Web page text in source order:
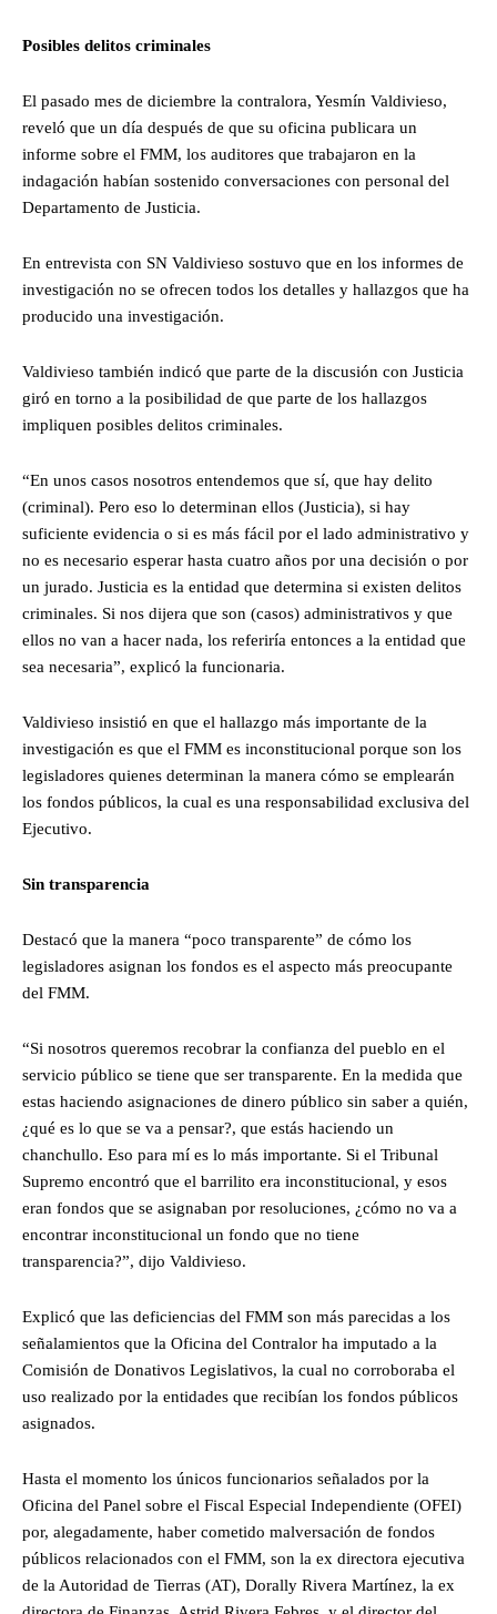
Posibles delitos criminales
El pasado mes de diciembre la contralora, Yesmín Valdivieso,
reveló que un día después de que su oficina publicara un
informe sobre el FMM, los auditores que trabajaron en la
indagación habían sostenido conversaciones con personal del
Departamento de Justicia.
En entrevista con SN Valdivieso sostuvo que en los informes de
investigación no se ofrecen todos los detalles y hallazgos que ha
producido una investigación.
Valdivieso también indicó que parte de la discusión con Justicia
giró en torno a la posibilidad de que parte de los hallazgos
impliquen posibles delitos criminales.
“En unos casos nosotros entendemos que sí, que hay delito
(criminal). Pero eso lo determinan ellos (Justicia), si hay
suficiente evidencia o si es más fácil por el lado administrativo y
no es necesario esperar hasta cuatro años por una decisión o por
un jurado. Justicia es la entidad que determina si existen delitos
criminales. Si nos dijera que son (casos) administrativos y que
ellos no van a hacer nada, los referiría entonces a la entidad que
sea necesaria”, explicó la funcionaria.
Valdivieso insistió en que el hallazgo más importante de la
investigación es que el FMM es inconstitucional porque son los
legisladores quienes determinan la manera cómo se emplearán
los fondos públicos, la cual es una responsabilidad exclusiva del
Ejecutivo.
Sin transparencia
Destacó que la manera “poco transparente” de cómo los
legisladores asignan los fondos es el aspecto más preocupante
del FMM.
“Si nosotros queremos recobrar la confianza del pueblo en el
servicio público se tiene que ser transparente. En la medida que
estas haciendo asignaciones de dinero público sin saber a quién,
¿qué es lo que se va a pensar?, que estás haciendo un
chanchullo. Eso para mí es lo más importante. Si el Tribunal
Supremo encontró que el barrilito era inconstitucional, y esos
eran fondos que se asignaban por resoluciones, ¿cómo no va a
encontrar inconstitucional un fondo que no tiene
transparencia?”, dijo Valdivieso.
Explicó que las deficiencias del FMM son más parecidas a los
señalamientos que la Oficina del Contralor ha imputado a la
Comisión de Donativos Legislativos, la cual no corroboraba el
uso realizado por la entidades que recibían los fondos públicos
asignados.
Hasta el momento los únicos funcionarios señalados por la
Oficina del Panel sobre el Fiscal Especial Independiente (OFEI)
por, alegadamente, haber cometido malversación de fondos
públicos relacionados con el FMM, son la ex directora ejecutiva
de la Autoridad de Tierras (AT), Dorally Rivera Martínez, la ex